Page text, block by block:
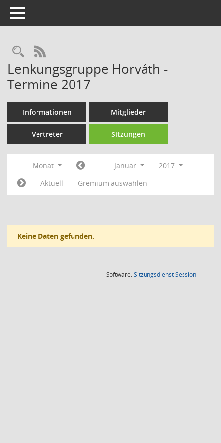
Toggle navigation
Rechercheauswahl
RSS-Feed
Lenkungsgruppe Horváth -
Termine 2017
Informationen Mitglieder
Vertreter Sitzungen
Monat Januar
2017
Aktuell
Gremium auswählen
Keine Daten gefunden.
Software:SitzungsdienstSession(Wird in